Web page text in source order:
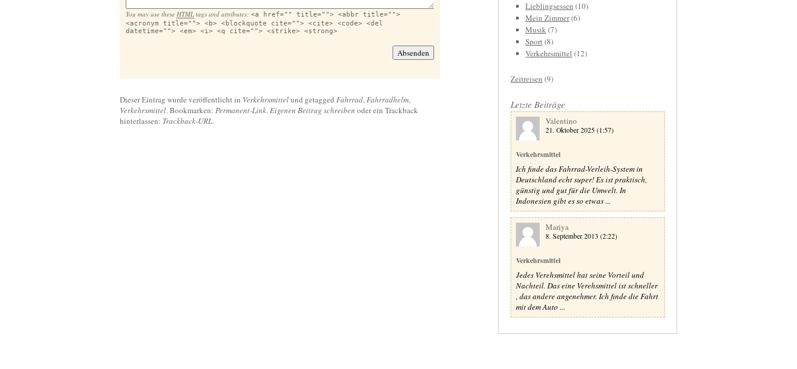
You may use these HTML tags and attributes: <a href="" title=""> <abbr title="">
<acronym title=""> <b> <blockquote cite=""> <cite> <code> <del
datetime=""> <em> <i> <q cite=""> <strike> <strong>
Dieser Eintrag wurde veröffentlicht in Verkehrsmittelund getagged Fahrrad,Fahrradhelm,
Verkehrsmittel. Bookmarken: Permanent-Link.Eigenen Beitrag schreiben oder ein Trackback
hinterlassen: Trackback-URL.
Lieblingsessen (10)
Mein Zimmer(6)
Musik(7)
Sport(8)
Verkehrsmittel (12)
Zeitreisen (9)
Letzte Beiträge
Valentino
21. Oktober 2025 (1:57)
Verkehrsmittel
Ich finde das Fahrrad-Verleih-System in
Deutschland echt super! Es ist praktisch,
günstig und gut für die Umwelt. In
Indonesien gibt es so etwas ...
Mariya
8. September 2013 (2:22)
Verkehrsmittel
Jedes Verehsmittel hat seine Vorteil und
Nachteil. Das eine Verehsmittel ist schneller
, das andere angenehmer. Ich finde die Fahrt
mit dem Auto ...